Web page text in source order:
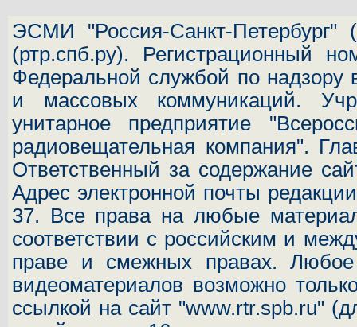
ЭСМИ "Россия-Санкт-Петербург" (
(ртр.спб.ру). Регистрационный
Федеральной службой по
и массовых коммуникаций.
унитарное предприятие
радиовещательная компания".
Ответственный за содержание
Адрес электронной почты
37. Все права на любые
соответствии с российским и
праве и смежных правах. Любое
видеоматериалов возможно
ссылкой на сайт "www.rtr.spb.ru"